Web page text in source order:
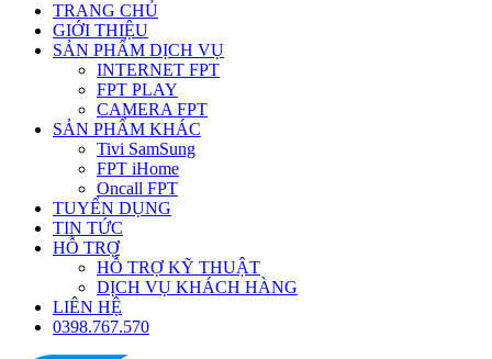
TRANG CHỦ
GIỚI THIỆU
SẢN PHẨM DỊCH VỤ
INTERNET FPT
FPT PLAY
CAMERA FPT
SẢN PHẨM KHÁC
Tivi SamSung
FPT iHome
Oncall FPT
TUYỂN DỤNG
TIN TỨC
HỖ TRỢ
HỖ TRỢ KỸ THUẬT
DỊCH VỤ KHÁCH HÀNG
LIÊN HỆ
0398.767.570